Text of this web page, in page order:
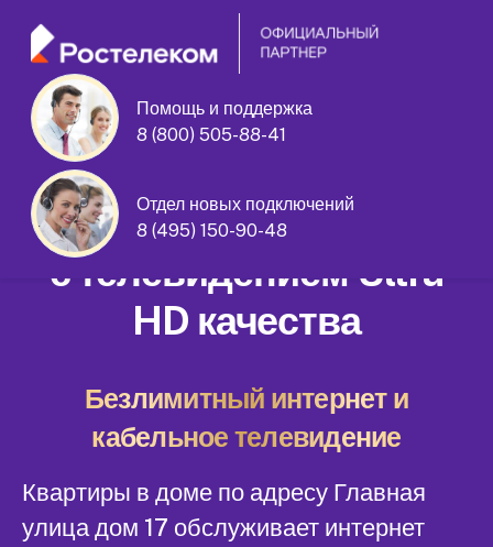
Помощь и поддержка
8 (800) 505-88-41
Отдел новых подключений
8 (495) 150-90-48
Главная улица дом 17
Домашний интернет
с телевидением Ultra
HD качества
Безлимитный интернет и
кабельное телевидение
Квартиры в доме по адресу Главная
улица дом 17 обслуживает интернет